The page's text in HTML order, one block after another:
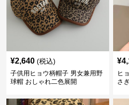
¥2,640 (税込)
子供用ヒョウ柄帽子 男女兼用野
球帽 おしゃれ二色展開
¥
ヒ
さ